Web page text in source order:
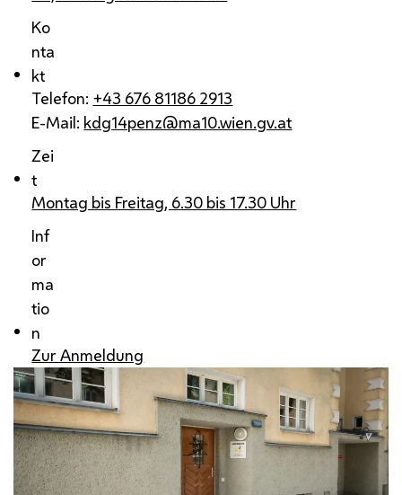
Ko
nta
kt
Telefon: +43 676 81186 2913
E-Mail: kdg14penz@ma10.wien.gv.at
Zei
t
Montag bis Freitag, 6.30 bis 17.30 Uhr
Inf
or
ma
tio
n
Zur Anmeldung